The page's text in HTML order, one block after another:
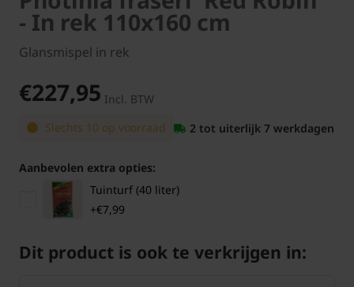
- In rek 110x160 cm
Glansmispel in rek
€227,95 Incl. BTW
Slechts 10 op voorraad
2 tot uiterlijk 7 werkdagen
Aanbevolen extra opties:
Tuinturf (40 liter)
+€7,99
Dit product is ook te verkrijgen in: